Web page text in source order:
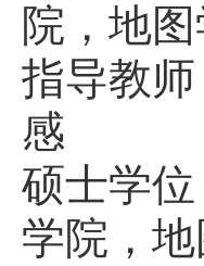
院，地
指导教
感
硕士学位
学院，